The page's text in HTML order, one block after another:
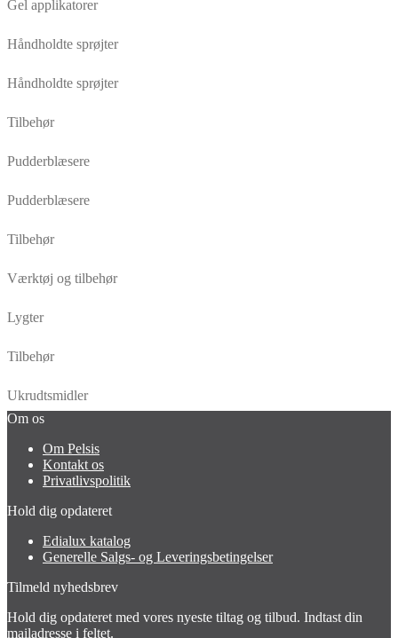
Gel applikatorer
Håndholdte sprøjter
Håndholdte sprøjter
Tilbehør
Pudderblæsere
Pudderblæsere
Tilbehør
Værktøj og tilbehør
Lygter
Tilbehør
Ukrudtsmidler
Om os
Om Pelsis
Kontakt os
Privatlivspolitik
Hold dig opdateret
Edialux katalog
Generelle Salgs- og Leveringsbetingelser
Tilmeld nyhedsbrev
Hold dig opdateret med vores nyeste tiltag og tilbud. Indtast din
mailadresse i feltet.